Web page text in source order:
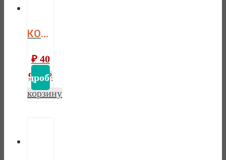
КОМОД ФОРЕСТ 2 ДВЕРИ 2 ЯЩИКА (КОМОД БУФЕТА) БЕЛЫЙ ВОСК/АНТРАЦИТ
₽40
930 В
корзину